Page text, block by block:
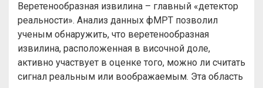
Веретенообразная извилина – главный «детектор
реальности». Анализ данных фМРТ позволил
ученым обнаружить, что веретенообразная
извилина, расположенная в височной доле,
активно участвует в оценке того, можно ли считать
сигнал реальным или воображаемым. Эта область